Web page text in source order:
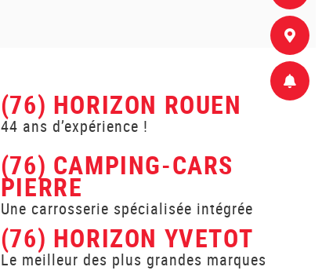
(76) HORIZON ROUEN
44 ans d’expérience !
(76) CAMPING-CARS
PIERRE
Une carrosserie spécialisée intégrée
(76) HORIZON YVETOT
Le meilleur des plus grandes marques